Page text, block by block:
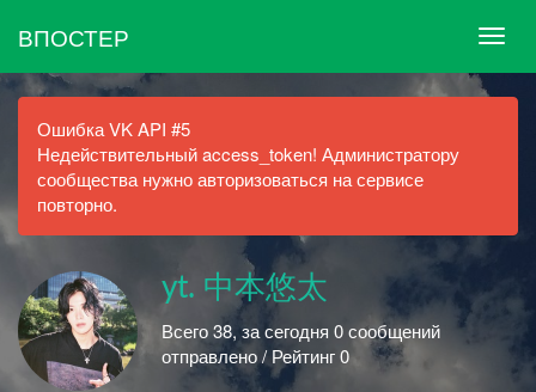
ВПОСТЕР
Ошибка VK API #5
Недействительный access_token! Администратору
сообщества нужно авторизоваться на сервисе
повторно.
yt. 中本悠太
Всего 38, за сегодня 0 сообщений
отправлено / Рейтинг 0